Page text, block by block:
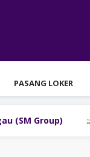
PASANG LOKER
Lowongan